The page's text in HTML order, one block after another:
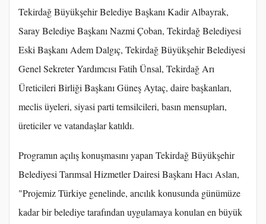
Tekirdağ Büyükşehir Belediye Başkanı Kadir Albayrak,
Saray Belediye Başkanı Nazmi Çoban, Tekirdağ Belediyesi
Eski Başkanı Adem Dalgıç, Tekirdağ Büyükşehir Belediyesi
Genel Sekreter Yardımcısı Fatih Ünsal, Tekirdağ Arı
Üreticileri Birliği Başkanı Güneş Aytaç, daire başkanları,
meclis üyeleri, siyasi parti temsilcileri, basın mensupları,
üreticiler ve vatandaşlar katıldı.
Programın açılış konuşmasını yapan Tekirdağ Büyükşehir
Belediyesi Tarımsal Hizmetler Dairesi Başkanı Hacı Aslan,
"Projemiz Türkiye genelinde, arıcılık konusunda günümüze
kadar bir belediye tarafından uygulamaya konulan en büyük